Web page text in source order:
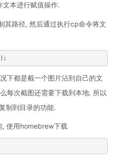
文本进行赋值操作.
路径, 然后通过执行cp命令将文
下都是截一个图片沾到自己的文
每次截图还需要下载到本地. 所以
制到目录的功能.
使用homebrew下载